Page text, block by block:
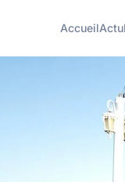
AccueilActu